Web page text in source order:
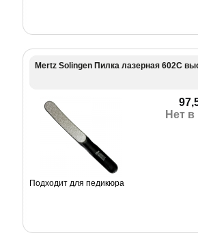
Mertz Solingen Пилка лазерная 602С
Нет
Подходит для педикюра